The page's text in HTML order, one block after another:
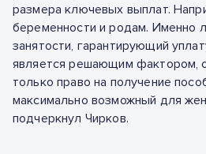
размера ключевых выплат.
беременности и родам. Именно
занятости, гарантирующий
является решающим фактором,
только право на получение
максимально возможный для
подчеркнул Чирков.